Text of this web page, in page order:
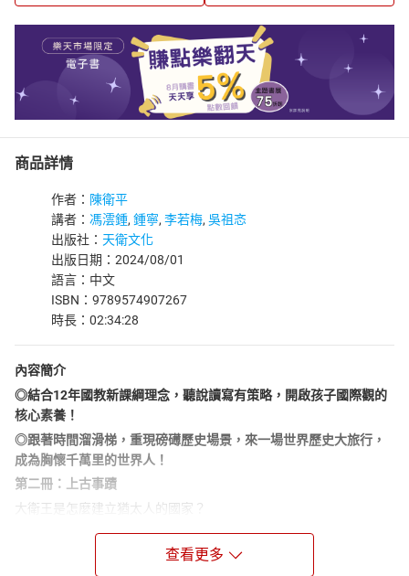
商品詳情
作者： 陳衛平
講者： 馮澐鍾, 鍾寧, 李若梅, 吳祖忞
出版社： 天衛文化
出版日期：2024/08/01
語言：中文
ISBN：9789574907267
時長：02:34:28
內容簡介
◎結合12年國教新課綱理念，聽說讀寫有策略，開啟孩子國際觀的
核心素養！
◎跟著時間溜滑梯，重現磅礡歷史場景，來一場世界歷史大旅行，
成為胸懷千萬里的世界人！
第二冊：上古事蹟
大衛王是怎麼建立猶太人的國家？
釋迦牟尼又如何開創佛教？
哪個航海民族最先完成環繞非洲的壯舉？
查看更多